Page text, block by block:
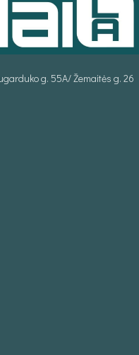
g. 55A/ Žemaitės g. 26